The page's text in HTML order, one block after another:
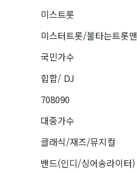
미스트롯
미스터트롯/불타는트롯맨
국민가수
힙합/ DJ
708090
대중가수
클래식/재즈/뮤지컬
밴드(인디/싱어송라이터)